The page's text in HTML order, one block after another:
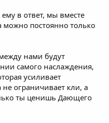
в ответ, мы вместе
можно постоянно только
нами будут
самого наслаждения,
усиливает
ограничивает кли, а
ты ценишь Дающего